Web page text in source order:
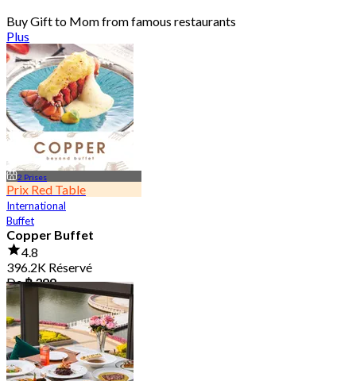
Buy Gift to Mom from famous restaurants
Plus
2 Prises
Prix Red Table
International
Buffet
Copper Buffet
4.8
396.2K Réservé
De฿ 399